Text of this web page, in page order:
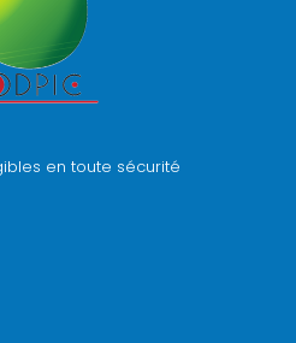
en toute sécurité